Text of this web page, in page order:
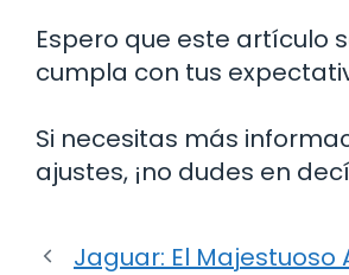
Espero que este artículo
cumpla con tus
Si necesitas más
ajustes, ¡no dudes en
Jaguar: El Majestuoso